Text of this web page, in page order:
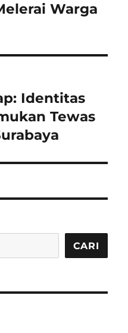
Warga
Identitas
Tewas
CARI